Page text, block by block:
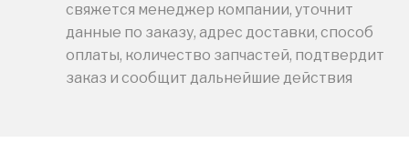
свяжется менеджер компании, уточнит
данные по заказу, адрес доставки, способ
оплаты, количество запчастей, подтвердит
заказ и сообщит дальнейшие действия